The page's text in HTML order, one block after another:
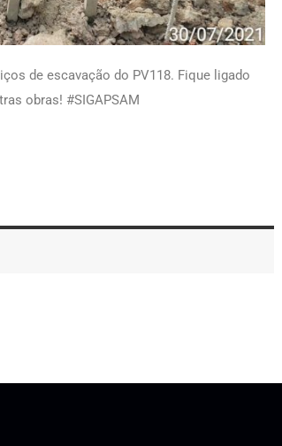
de escavação do PV118. Fique ligado
obras! #SIGAPSAM